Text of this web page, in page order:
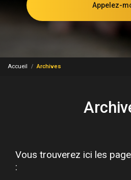
Appelez-
Accueil Archives
Vous trouverez ici les
: